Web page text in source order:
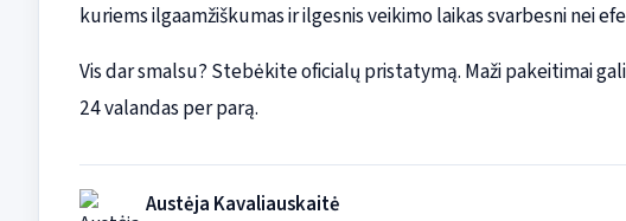
kuriems ilgaamžiškumas ir ilgesnis veikimo laikas svarbesni nei
Vis dar smalsu? Stebėkite oficialų pristatymą. Maži pakeitimai
24 valandas per parą.
Austėja Kavaliauskaitė